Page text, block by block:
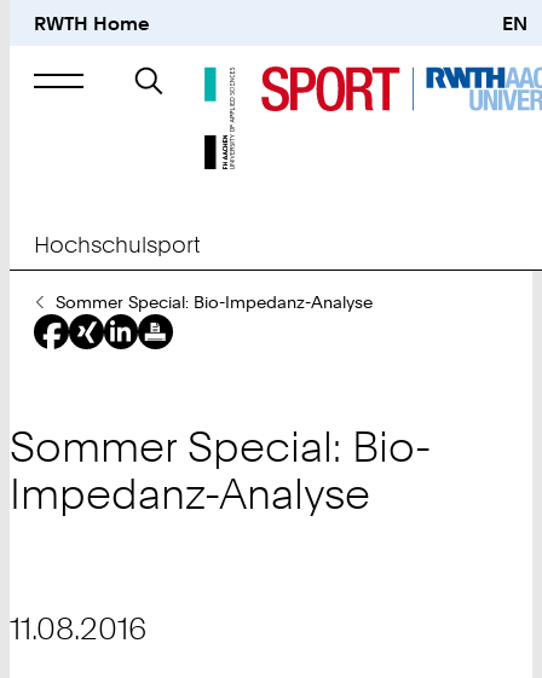
RWTH Home EN
Suche
nach
Hochschulsport
Sie
sind
hier:
Sommer Special: Bio-Impedanz-Analyse
Sommer Special: Bio-
Impedanz-Analyse
11.08.2016